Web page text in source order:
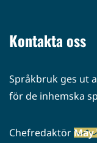
Kontakta oss
Språkbruk ges ut
för de inhemska
ChefredaktörMay